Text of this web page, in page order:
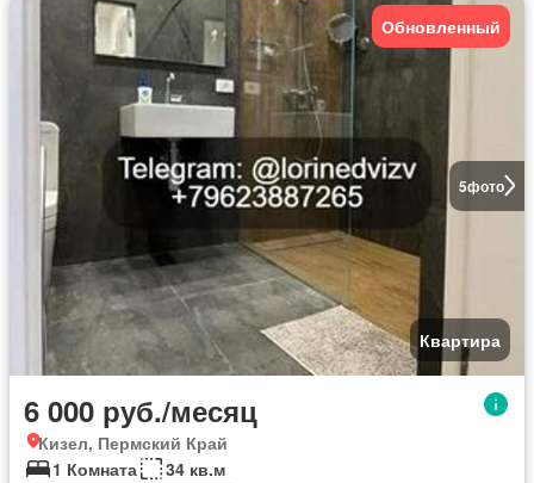
5фото
Обновленный
Квартира
6 000 руб./месяц
Кизел, Пермский Край
1 Комната
34 кв.м